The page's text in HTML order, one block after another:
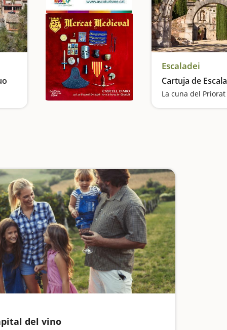
Damos una vuelta por la 'Nueva York del Priorat'
Escaladei
Cartuja de
La cuna del Priorat
del vino